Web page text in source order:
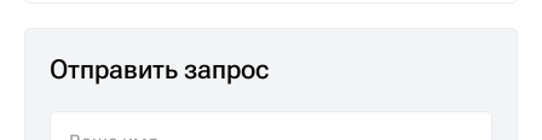
Отправить запрос